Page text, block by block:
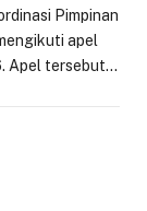
Pimpinan
apel
Apel tersebut…